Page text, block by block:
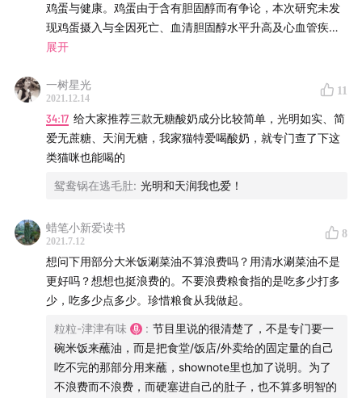
鸡蛋与健康。鸡蛋由于含有胆固醇而有争论，本次研究未发
现鸡蛋摄入与全因死亡、血清胆固醇水平升高及心血管疾病
的发病风险存在显著关联。汇总多研究的Meta分析结果显
个鸡蛋相比，每周摄入7个及以上鸡蛋时合并HR为
1.09（95%CI：0.997～1.200）。一项队列研究
（n=177000）认为鸡蛋摄入与血清胆固醇水平无关，排除
有心血管疾病史的人后，与鸡蛋摄入量＜1个/周比较，每周
摄入≥7个鸡蛋与血脂无显著关联，一篇meta分析结果显示，
每天增加1个鸡蛋摄入与心血管疾病发病风险无关。但是，鸡
区，鸡蛋摄入与2型糖尿病发病风险无关；在美国，鸡蛋摄入
与2型糖尿病发病风险增加有关，每天多摄入1个鸡蛋时2型糖
尿病的发病风险增加18%，这可能和整体膳食结构有一定关
联。”
新结论没有出入就是了，营养学的研究在不断更新，我们从
业者也会及时更新自己的知识体系和实操方案，这才是负责
任的态度。
展开
一树星光
2021.12.14
11
34:17 给大家推荐三款无糖酸奶成分比较简单，光明如实、简
爱无蔗糖、天润无糖，我家猫特爱喝酸奶，就专门查了下这
类猫咪也能喝的
鸳鸯锅在逃毛肚: 光明和天润我也爱！
蜡笔小新爱读书
2021.7.12
8
想问下用部分大米饭涮菜油不算浪费吗？用清水涮菜油不是
更好吗？想想也挺浪费的。不要浪费粮食指的是吃多少打多
少，吃多少点多少。珍惜粮食从我做起。
粒粒-津津有味 : 节目里说的很清楚了，不是专门要一
碗米饭来蘸油，而是把食堂/饭店/外卖给的固定量的自己
吃不完的那部分用来蘸，shownote里也加了说明。为了
不浪费而不浪费，而硬塞进自己的肚子，也不算多明智的